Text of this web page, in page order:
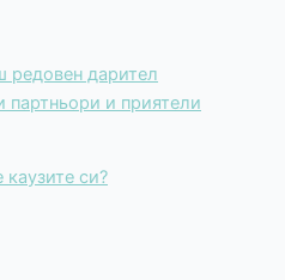
редовен дарител
партньори и приятели
си?